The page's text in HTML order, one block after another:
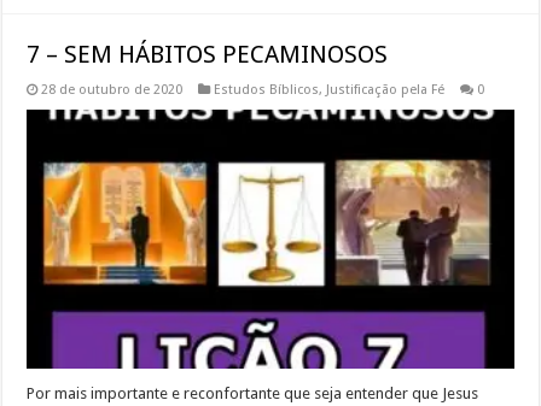
7 – SEM HÁBITOS PECAMINOSOS
28 de outubro de 2020 Estudos Bíblicos, Justificação pela Fé 0
Por mais importante e reconfortante que seja entender que Jesus